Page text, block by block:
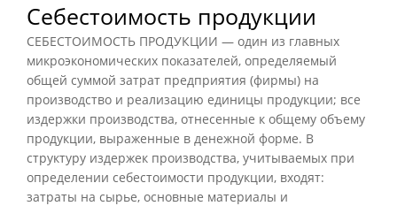
Себестоимость продукции
СЕБЕСТОИМОСТЬ ПРОДУКЦИИ — один из главных
микроэкономических показателей, определяемый
общей суммой затрат предприятия (фирмы) на
производство и реализацию единицы продукции; все
издержки производства, отнесенные к общему объему
продукции, выраженные в денежной форме. В
структуру издержек производства, учитываемых при
определении себестоимости продукции, входят:
затраты на сырье, основные материалы и